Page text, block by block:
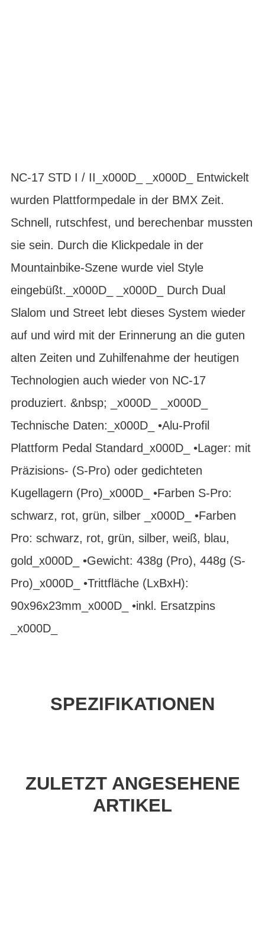
NC-17 STD I / II_x000D_ _x000D_ Entwickelt
wurden Plattformpedale in der BMX Zeit.
Schnell, rutschfest, und berechenbar mussten
sie sein. Durch die Klickpedale in der
Mountainbike-Szene wurde viel Style
eingebüßt._x000D_ _x000D_ Durch Dual
Slalom und Street lebt dieses System wieder
auf und wird mit der Erinnerung an die guten
alten Zeiten und Zuhilfenahme der heutigen
Technologien auch wieder von NC-17
produziert. &nbsp; _x000D_ _x000D_
Technische Daten:_x000D_ •Alu-Profil
Plattform Pedal Standard_x000D_ •Lager: mit
Präzisions- (S-Pro) oder gedichteten
Kugellagern (Pro)_x000D_ •Farben S-Pro:
schwarz, rot, grün, silber _x000D_ •Farben
Pro: schwarz, rot, grün, silber, weiß, blau,
gold_x000D_ •Gewicht: 438g (Pro), 448g (S-
Pro)_x000D_ •Trittfläche (LxBxH):
90x96x23mm_x000D_ •inkl. Ersatzpins
_x000D_
SPEZIFIKATIONEN
ZULETZT ANGESEHENE
ARTIKEL